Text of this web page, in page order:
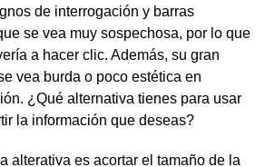
de interrogación y barras
se vea muy sospechosa, por lo que
a hacer clic. Además, su gran
vea burda o poco estética en
¿Qué alternativa tienes para usar
la información que deseas?
alterativa es acortar el tamaño de la